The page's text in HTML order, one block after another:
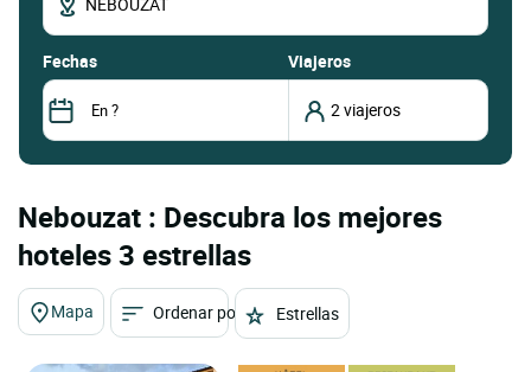
fechas Viajeros
Nebouzat : Descubra los mejores
hoteles 3 estrellas
Mapa Ordenar por Estrellas